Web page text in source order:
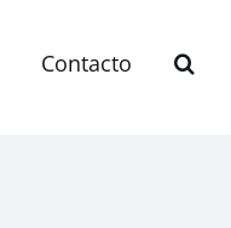
Contacto